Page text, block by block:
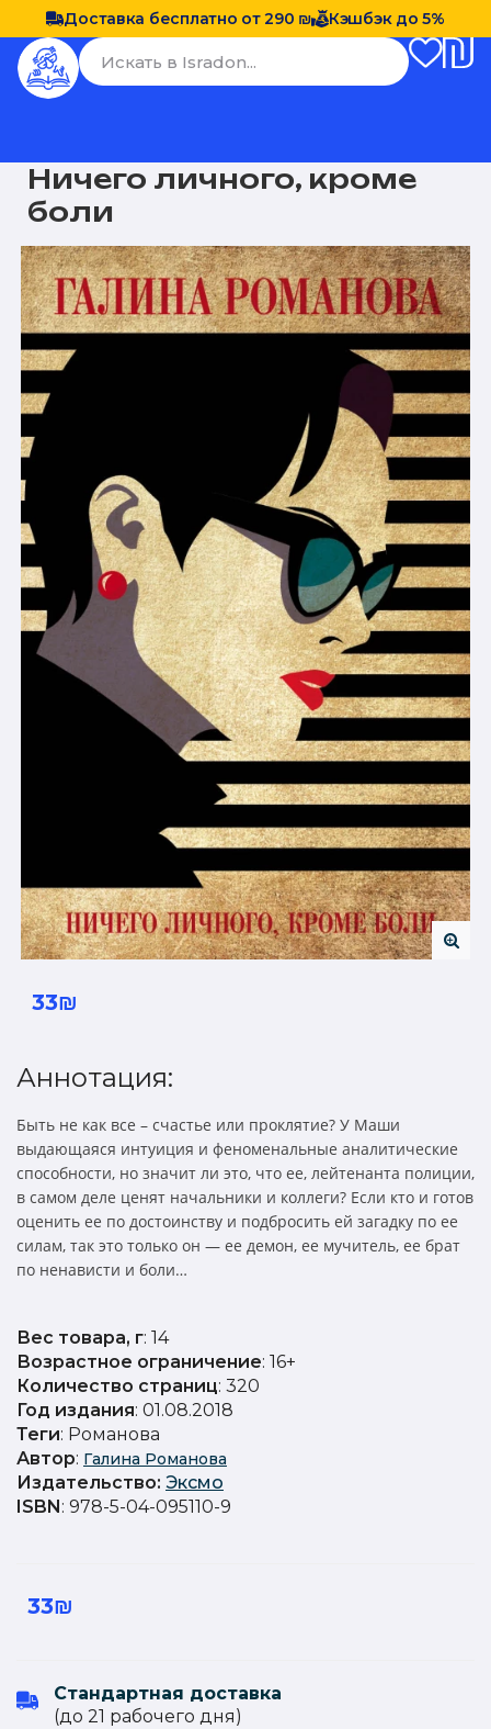
Доставка бесплатно от 290 ₪ Кэшбэк до 5%
Ничего личного, кроме
боли
33₪
Аннотация:
Быть не как все – счастье или проклятие? У Маши
выдающаяся интуиция и феноменальные аналитические
способности, но значит ли это, что ее, лейтенанта полиции,
в самом деле ценят начальники и коллеги? Если кто и готов
оценить ее по достоинству и подбросить ей загадку по ее
силам, так это только он — ее демон, ее мучитель, ее брат
по ненависти и боли…
Вес товара, г: 14
Возрастное ограничение: 16+
Количество страниц: 320
Год издания: 01.08.2018
Теги: Романова
Автор: Галина Романова
Издательство: Эксмо
ISBN : 978-5-04-095110-9
33₪
Стандартная доставка
(до 21 рабочего дня)